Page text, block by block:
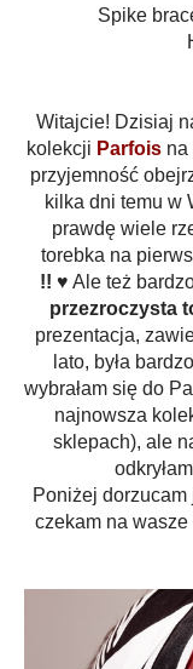
Spike
Witajcie! Dzisiaj
kolekcji Parfois na
przyjemność
kilka dni temu w
prawdę wiele
torebka na
!! ♥ Ale też
przezroczysta
prezentacja,
lato, była bardzo
wybrałam się do
najnowsza
sklepach), ale
Poniżej
czekam na